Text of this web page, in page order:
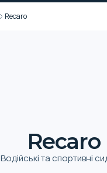
Recaro
Recaro
Водійські та спортивні